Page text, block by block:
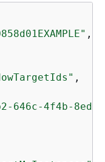
,
,
646c-4f4b-8ed1-